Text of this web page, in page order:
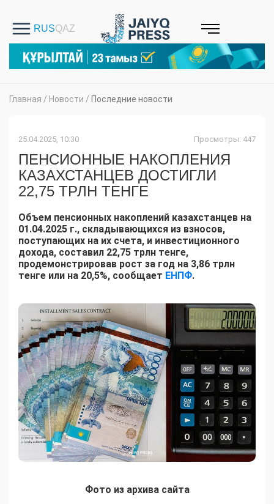
Главная / Новости / Последние новости
25.04.2025, 10:30 Просмотры: 447
ПЕНСИОННЫЕ НАКОПЛЕНИЯ
КАЗАХСТАНЦЕВ ДОСТИГЛИ
22,75 ТРЛН ТЕНГЕ
Объем пенсионных накоплений казахстанцев на
01.04.2025 г., складывающихся из взносов,
поступающих на их счета, и инвестиционного
дохода, составил 22,75 трлн тенге,
продемонстрировав рост за год на 3,86 трлн
тенге или на 20,5%, сообщает ЕНПФ.
Фото из архива сайта